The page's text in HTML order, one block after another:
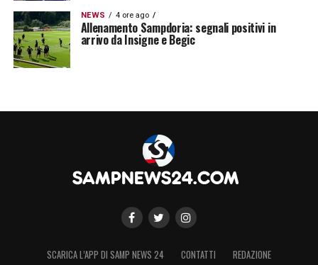
NEWS 4 ore ago
Allenamento Sampdoria: segnali positivi in
arrivo da Insigne e Begic
SCARICA L’APP DI SAMP NEWS 24 CONTATTI REDAZIONE